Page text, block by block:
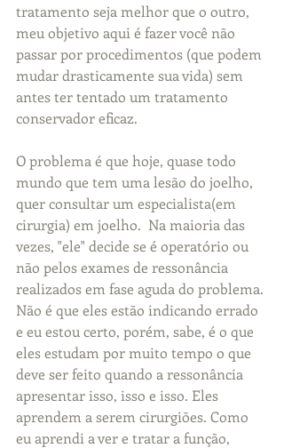
tratamento seja melhor que o outro,
meu objetivo aqui é fazer você não
passar por procedimentos (que podem
mudar drasticamente sua vida) sem
antes ter tentado um tratamento
conservador eficaz.
O problema é que hoje, quase todo
mundo que tem uma lesão do joelho,
quer consultar um especialista(em
cirurgia) em joelho.  Na maioria das
vezes, "ele" decide se é operatório ou
não pelos exames de ressonância
realizados em fase aguda do problema.
Não é que eles estão indicando errado
e eu estou certo, porém, sabe, é o que
eles estudam por muito tempo o que
deve ser feito quando a ressonância
apresentar isso, isso e isso. Eles
aprendem a serem cirurgiões. Como
eu aprendi a ver e tratar a função,